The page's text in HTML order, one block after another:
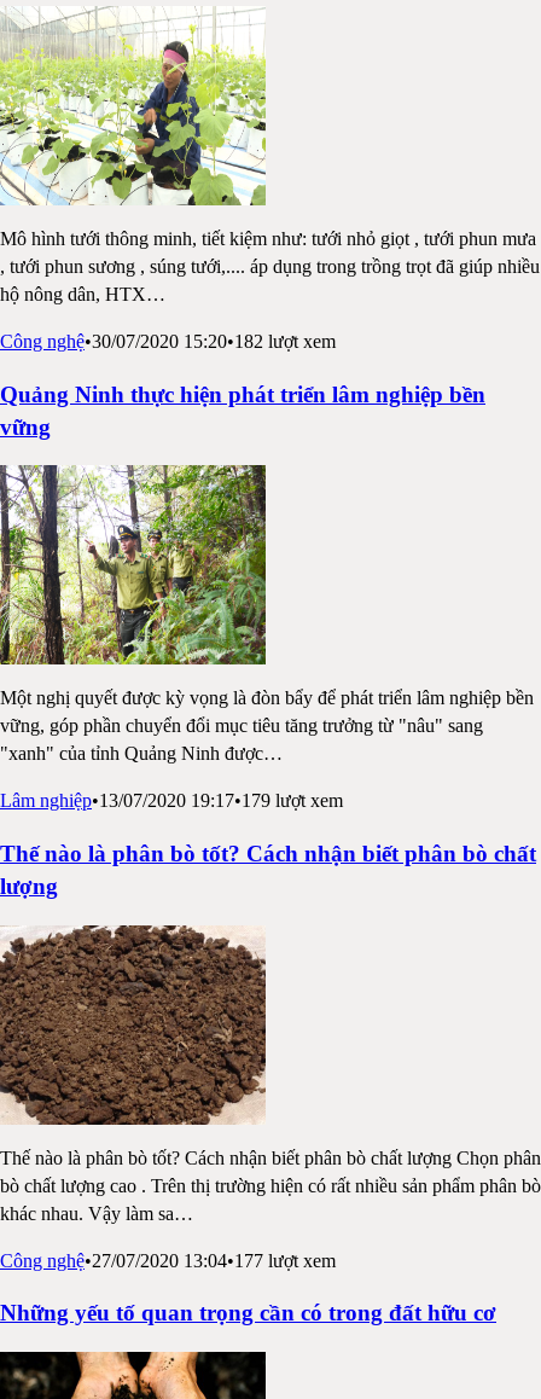
Mô hình tưới thông minh, tiết kiệm như: tưới nhỏ giọt , tưới phun mưa
, tưới phun sương , súng tưới,.... áp dụng trong trồng trọt đã giúp nhiều
hộ nông dân, HTX…
Công nghệ•30/07/2020 15:20•182 lượt xem
Quảng Ninh thực hiện phát triển lâm nghiệp bền
vững
Một nghị quyết được kỳ vọng là đòn bẩy để phát triển lâm nghiệp bền
vững, góp phần chuyển đổi mục tiêu tăng trưởng từ "nâu" sang
"xanh" của tỉnh Quảng Ninh được…
Lâm nghiệp•13/07/2020 19:17•179 lượt xem
Thế nào là phân bò tốt? Cách nhận biết phân bò chất
lượng
Thế nào là phân bò tốt? Cách nhận biết phân bò chất lượng Chọn phân
bò chất lượng cao . Trên thị trường hiện có rất nhiều sản phẩm phân bò
khác nhau. Vậy làm sa…
Công nghệ•27/07/2020 13:04•177 lượt xem
Những yếu tố quan trọng cần có trong đất hữu cơ